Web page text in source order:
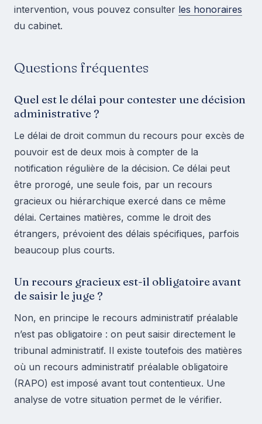
intervention, vous pouvez consulter les honoraires
du cabinet.
Questions fréquentes
Quel est le délai pour contester une décision
administrative ?
Le délai de droit commun du recours pour excès de
pouvoir est de deux mois à compter de la
notification régulière de la décision. Ce délai peut
être prorogé, une seule fois, par un recours
gracieux ou hiérarchique exercé dans ce même
délai. Certaines matières, comme le droit des
étrangers, prévoient des délais spécifiques, parfois
beaucoup plus courts.
Un recours gracieux est-il obligatoire avant
de saisir le juge ?
Non, en principe le recours administratif préalable
n’est pas obligatoire : on peut saisir directement le
tribunal administratif. Il existe toutefois des matières
où un recours administratif préalable obligatoire
(RAPO) est imposé avant tout contentieux. Une
analyse de votre situation permet de le vérifier.